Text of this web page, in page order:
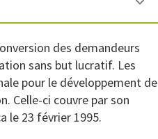
des demandeurs
sans but lucratif. Les
pour le développement de
Celle-ci couvre par son
le 23 février 1995.